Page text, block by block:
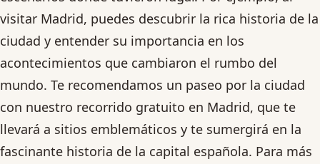
visitar Madrid, puedes descubrir la rica historia de la
ciudad y entender su importancia en los
acontecimientos que cambiaron el rumbo del
mundo. Te recomendamos un paseo por la ciudad
con nuestro recorrido gratuito en Madrid, que te
llevará a sitios emblemáticos y te sumergirá en la
fascinante historia de la capital española. Para más